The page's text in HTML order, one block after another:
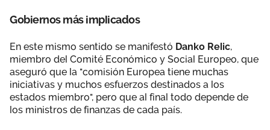
Gobiernos más implicados
En este mismo sentido se manifestó Danko Relic,
miembro del Comité Económico y Social Europeo, que
aseguró que la "comisión Europea tiene muchas
iniciativas y muchos esfuerzos destinados a los
estados miembro", pero que al final todo depende de
los ministros de finanzas de cada país.